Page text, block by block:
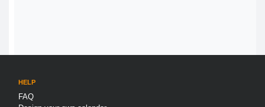
HELP
FAQ